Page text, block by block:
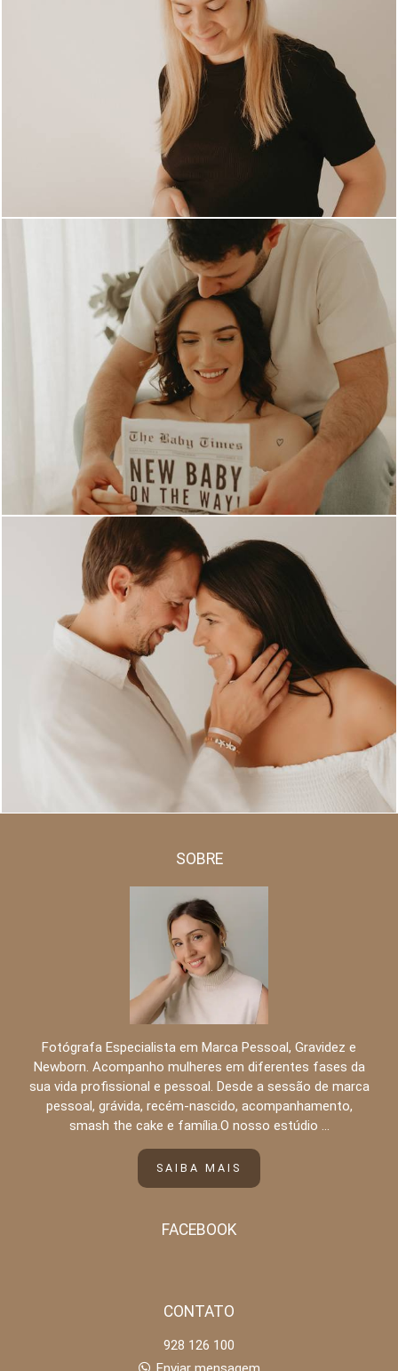
180 0
842 0
581
SOBRE
Fotógrafa Especialista em Marca Pessoal, Gravidez e
Newborn. Acompanho mulheres em diferentes fases da
sua vida profissional e pessoal. Desde a sessão de marca
pessoal, grávida, recém-nascido, acompanhamento,
smash the cake e família.O nosso estúdio ...
SAIBA MAIS
FACEBOOK
CONTATO
928 126 100